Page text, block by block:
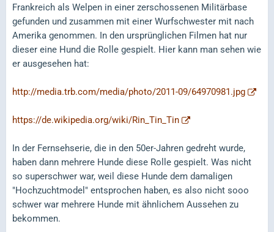
Frankreich als Welpen in einer zerschossenen Militärbase
gefunden und zusammen mit einer Wurfschwester mit nach
Amerika genommen. In den ursprünglichen Filmen hat nur
dieser eine Hund die Rolle gespielt. Hier kann man sehen wie
er ausgesehen hat:
http://media.trb.com/media/photo/2011-09/64970981.jpg
https://de.wikipedia.org/wiki/Rin_Tin_Tin
In der Fernsehserie, die in den 50er-Jahren gedreht wurde,
haben dann mehrere Hunde diese Rolle gespielt. Was nicht
so superschwer war, weil diese Hunde dem damaligen
"Hochzuchtmodel" entsprochen haben, es also nicht sooo
schwer war mehrere Hunde mit ähnlichem Aussehen zu
bekommen.